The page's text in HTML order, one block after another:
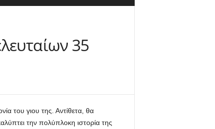
35
του γιου της. Αντίθετα, θα
την πολύπλοκη ιστορία της